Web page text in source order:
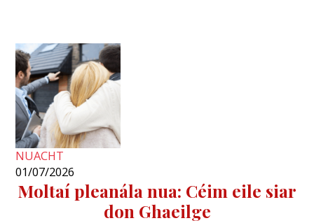
NUACHT
01/07/2026
Moltaí pleanála nua: Céim eile siar
don Ghaeilge